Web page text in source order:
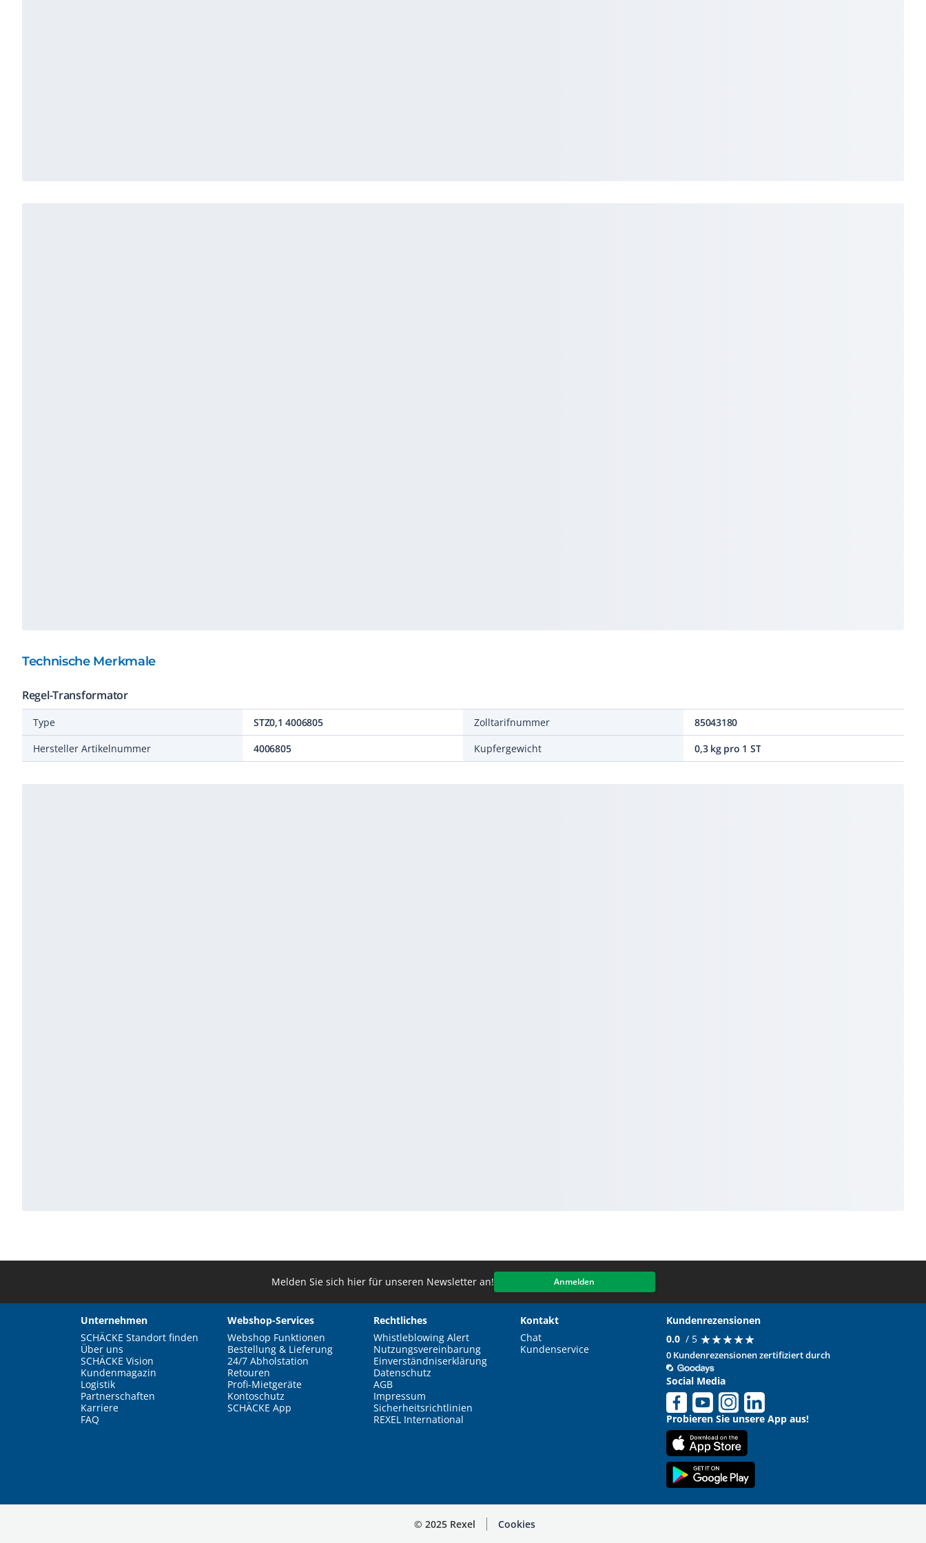
Technische Merkmale
Regel-Transformator
Type
STZ0,1 4006805
Hersteller Artikelnummer
4006805
Zolltarifnummer
85043180
Kupfergewicht
0,3 kg pro 1 ST
Melden Sie sich hier für unseren Newsletter an! Anmelden
Unternehmen
SCHÄCKE Standort finden
Über uns
SCHÄCKE Vision
Kundenmagazin
Logistik
Partnerschaften
Karriere
FAQ
Webshop-Services
Webshop Funktionen
Bestellung & Lieferung
24/7 Abholstation
Retouren
Profi-Mietgeräte
Kontoschutz
SCHÄCKE App
Rechtliches
Whistleblowing Alert
Nutzungsvereinbarung
Einverständniserklärung
Datenschutz
AGB
Impressum
Sicherheitsrichtlinien
REXEL International
Kontakt
Chat
Kundenservice
Kundenrezensionen
0.0 / 5 ★★★★★
★★★★★
0 Kundenrezensionen zertifiziert durch
Social Media
Probieren Sie unsere App aus!
© 2025 Rexel Cookies